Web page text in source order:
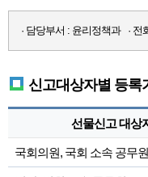
· 담당부서 : 윤리정책과 · 전
신고대상자별 등록
선물신고 대상
국회의원, 국회 소속 공무원